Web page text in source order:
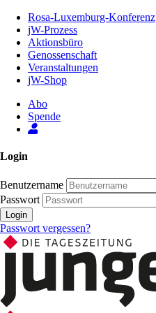
Inhalt
Seite
Rosa-Luxemburg-Konferenz
jW-Prozess
Aktionsbüro
Genossenschaft
Veranstaltungen
jW-Shop
Abo
Spende
Login
Benutzername
Passwort
Login
Passwort vergessen?